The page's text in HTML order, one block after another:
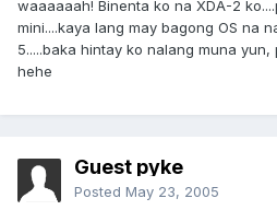
waaaaaah! Binenta ko na XDA-2
mini....kaya lang may bagong OS na
5.....baka hintay ko nalang muna
hehe
Guest pyke
Posted May 23, 2005